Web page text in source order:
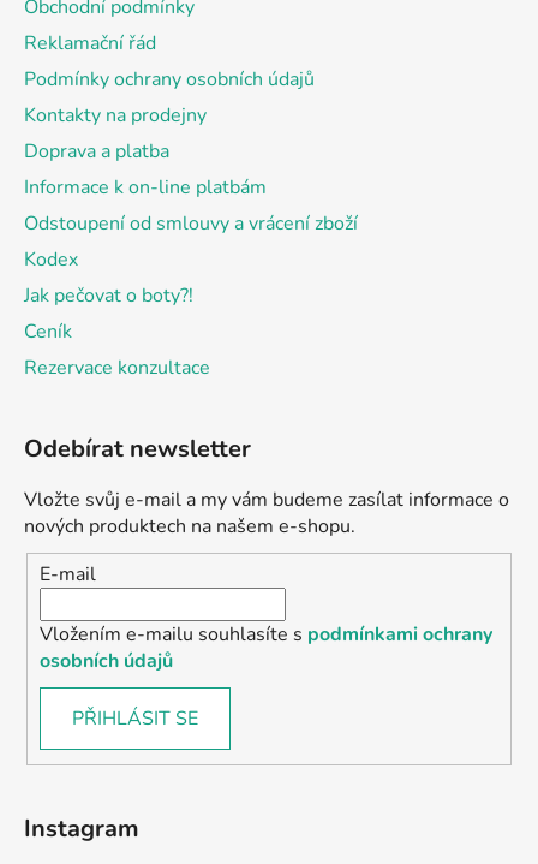
Obchodní podmínky
Reklamační řád
Podmínky ochrany osobních údajů
Kontakty na prodejny
Doprava a platba
Informace k on-line platbám
Odstoupení od smlouvy a vrácení zboží
Kodex
Jak pečovat o boty?!
Ceník
Rezervace konzultace
Odebírat newsletter
Vložte svůj e-mail a my vám budeme zasílat informace o
nových produktech na našem e-shopu.
E-mail
Vložením e-mailu souhlasíte s podmínkami ochrany
osobních údajů
PŘIHLÁSIT SE
Instagram